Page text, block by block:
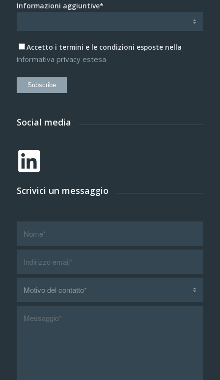
Informazioni aggiuntive*
Accetto i termini e le condizioni esposte nella
informativa privacy estesa
Subscribe
Social media
Scrivici un messaggio